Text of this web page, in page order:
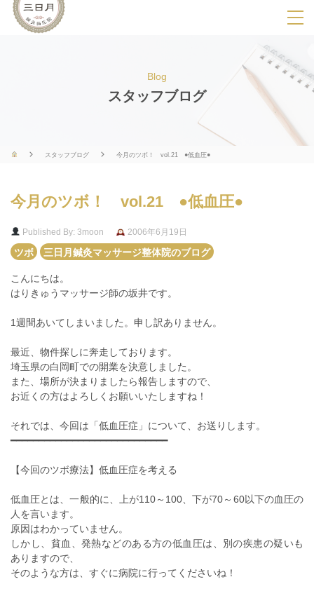
SPメニ
ー
展
用
ボ
Blog
スタッフブログ
スタッフブログ 今月のツボ！ vol.21 ●低血圧●
今月のツボ！ vol.21 ●低血圧●
Published By: 3moon
2006年6月19日
ツボ
三日月鍼灸マッサージ整体院のブログ
こんにちは。
はりきゅうマッサージ師の坂井です。
1週間あいてしまいました。申し訳ありません。
最近、物件探しに奔走しております。
埼玉県の白岡町での開業を決意しました。
また、場所が決まりましたら報告しますので、
お近くの方はよろしくお願いいたしますね！
それでは、今回は「低血圧症」について、お送りします。
━━━━━━━━━━━━━━━━━━━━━━━━━━━━
【今回のツボ療法】低血圧症を考える
低血圧とは、一般的に、上が110～100、下が70～60以下の血圧の
人を言います。
原因はわかっていません。
しかし、貧血、発熱などのある方の低血圧は、別の疾患の疑いも
ありますので、
そのような方は、すぐに病院に行ってくださいね！